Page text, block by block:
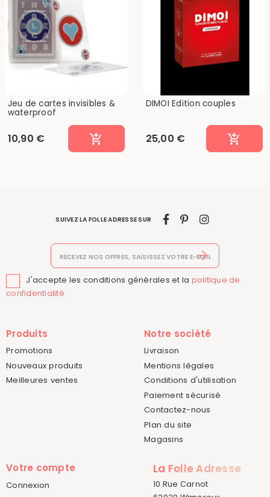
Jeu de cartes invisibles &
waterproof
10,90 €
DIMOI Edition couples
25,00 €
J'accepte les conditions générales et la politique de
confidentialité
SUIVEZ LA FOLLE ADRESSE SUR
Produits
Promotions
Nouveaux produits
Meilleures ventes
Notre société
Livraison
Mentions légales
Conditions d'utilisation
Paiement sécurisé
Contactez-nous
Plan du site
Magasins
Votre compte
Connexion
La Folle Adresse
10 Rue Carnot